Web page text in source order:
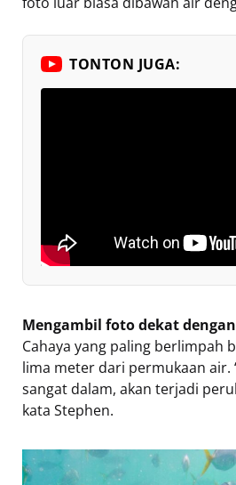
TONTON JUGA:
Mengambil foto dekat
Cahaya yang paling berlimpah
lima meter dari permukaan air.
sangat dalam, akan terjadi
kata Stephen.